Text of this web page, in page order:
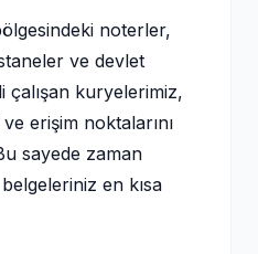
noterler,
ve devlet
çalışan kuryelerimiz,
erişim noktalarını
sayede zaman
en kısa